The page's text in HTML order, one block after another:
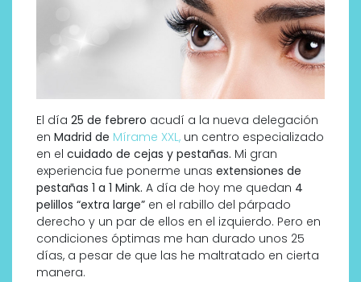
El día 25 de febrero acudí a la nueva delegación
en Madrid de Mírame XXL, un centro especializado
en el cuidado de cejas y pestañas. Mi gran
experiencia fue ponerme unas extensiones de
pestañas 1 a 1 Mink. A día de hoy me quedan 4
pelillos “extra large” en el rabillo del párpado
derecho y un par de ellos en el izquierdo. Pero en
condiciones óptimas me han durado unos 25
días, a pesar de que las he maltratado en cierta
manera.